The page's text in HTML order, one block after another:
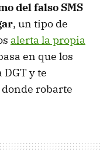
del falso SMS
, un tipo de
alerta la propia
en que los
DGT y te
robarte